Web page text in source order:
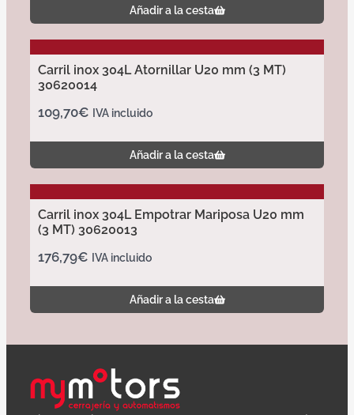
Añadir a la cesta
Carril inox 304L Atornillar U20 mm (3 MT)
30620014
109,70€ IVA incluido
Añadir a la cesta
Carril inox 304L Empotrar Mariposa U20 mm
(3 MT) 30620013
176,79€ IVA incluido
Añadir a la cesta